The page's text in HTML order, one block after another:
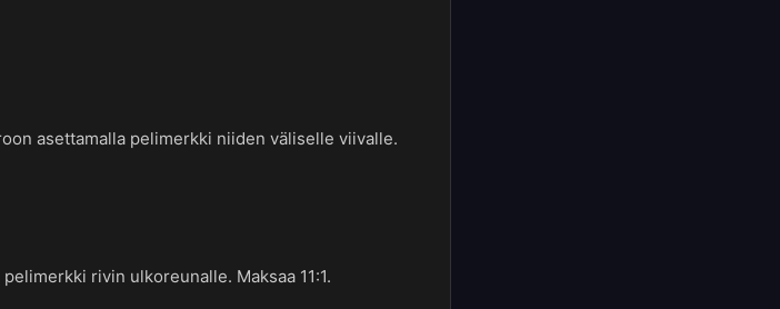
asettamalla pelimerkki niiden väliselle viivalle.
rivin ulkoreunalle. Maksaa 11:1.